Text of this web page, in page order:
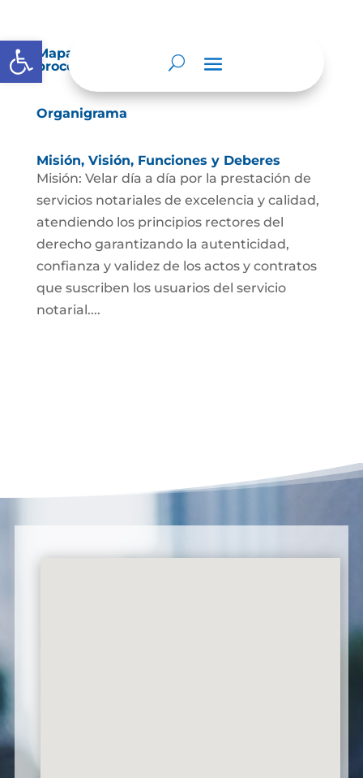
Abrir barra de herramientas
Mapas y cartas descriptivas de los
procesos
Organigrama
Misión, Visión, Funciones y Deberes
Misión: Velar día a día por la prestación de
servicios notariales de excelencia y calidad,
atendiendo los principios rectores del
derecho garantizando la autenticidad,
confianza y validez de los actos y contratos
que suscriben los usuarios del servicio
notarial....